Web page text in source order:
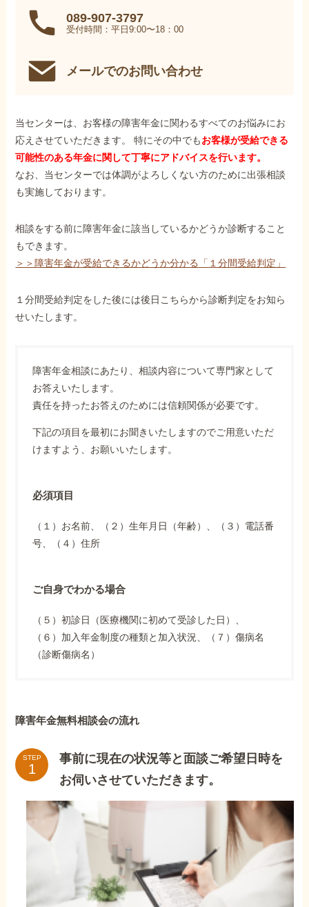
089-907-3797
受付時間：平日9:00〜18：00
メールでのお問い合わせ
当センターは、お客様の障害年金に関わるすべてのお悩みにお
応えさせていただきます。 特にその中でもお客様が受給できる
可能性のある年金に関して丁寧にアドバイスを行います。
なお、当センターでは体調がよろしくない方のために出張相談
も実施しております。
相談をする前に障害年金に該当しているかどうか診断すること
もできます。
＞＞障害年金が受給できるかどうか分かる「１分間受給判定」
１分間受給判定をした後には後日こちらから診断判定をお知ら
せいたします。
障害年金相談にあたり、相談内容について専門家として
お答えいたします。
責任を持ったお答えのためには信頼関係が必要です。
下記の項目を最初にお聞きいたしますのでご用意いただ
けますよう、お願いいたします。
必須項目
（１）お名前、（２）生年月日（年齢）、（３）電話番
号、（４）住所
ご自身でわかる場合
（５）初診日（医療機関に初めて受診した日）、
（６）加入年金制度の種類と加入状況、（７）傷病名
（診断傷病名）
障害年金無料相談会の流れ
STEP
事前に現在の状況等と面談ご希望日時を
お伺いさせていただきます。